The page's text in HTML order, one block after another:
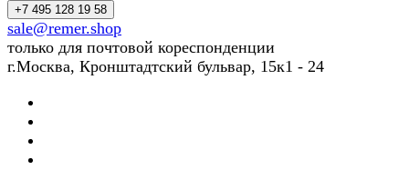
+7 495 128 19 58
sale@remer.shop
только для почтовой кореспонденции
г.Москва, Кронштадтский бульвар, 15к1 - 24